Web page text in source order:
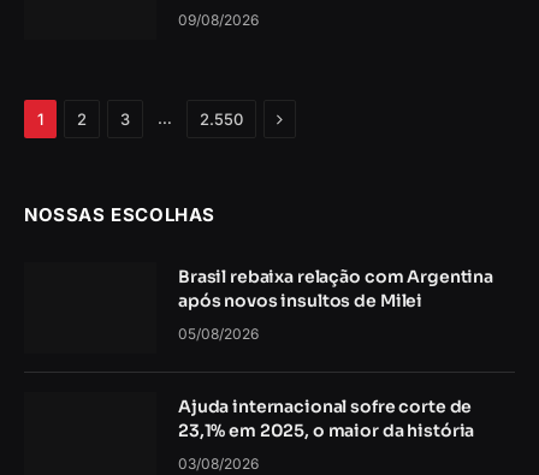
09/08/2026
1 2 3 … 2.550 Próximo
NOSSAS ESCOLHAS
Brasil rebaixa relação com Argentina
após novos insultos de Milei
05/08/2026
Ajuda internacional sofre corte de
23,1% em 2025, o maior da história
03/08/2026